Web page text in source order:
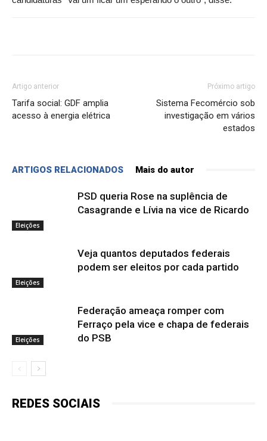
Artigo anterior
Tarifa social: GDF amplia
acesso à energia elétrica
Próximo artigo
Sistema Fecomércio sob
investigação em vários
estados
ARTIGOS RELACIONADOS Mais do autor
Eleições
PSD queria Rose na suplência de
Casagrande e Lívia na vice de Ricardo
Eleições
Veja quantos deputados federais
podem ser eleitos por cada partido
Eleições
Federação ameaça romper com
Ferraço pela vice e chapa de federais
do PSB
REDES SOCIAIS